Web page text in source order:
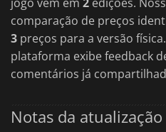
comparação de preços
3 preços para a versão
plataforma exibe feedback
comentários já
Notas da atualização